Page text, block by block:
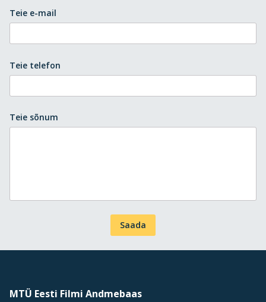
Teie e-mail
Teie telefon
Teie sõnum
Saada
MTÜ Eesti Filmi Andmebaas